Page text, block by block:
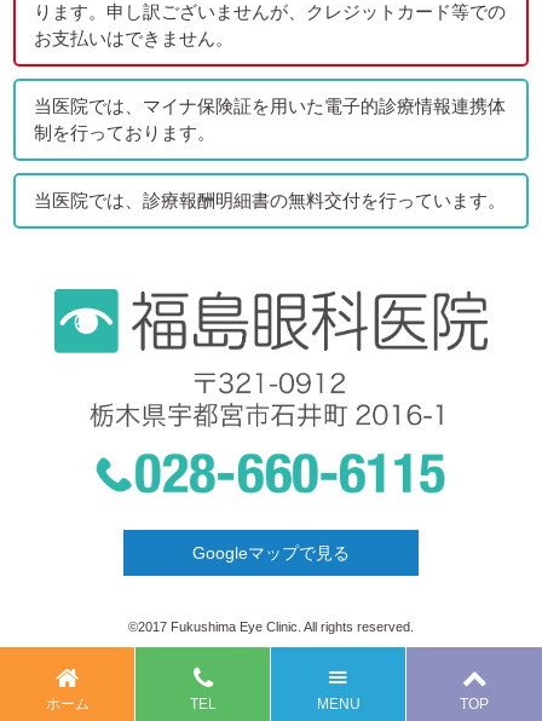
ります。申し訳ございませんが、クレジットカード等での
お支払いはできません。
当医院では、マイナ保険証を用いた電子的診療情報連携体
制を行っております。
当医院では、診療報酬明細書の無料交付を行っています。
Googleマップで見る
©2017 Fukushima Eye Clinic. All rights reserved.
ホーム TEL MENU TOP